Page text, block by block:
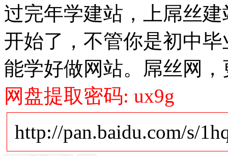
过完年学建站，上屌丝
开始了，不管你是初中
能学好做网站。屌丝网
网盘提取密码: ux9g
http://pan.baidu.com/s/